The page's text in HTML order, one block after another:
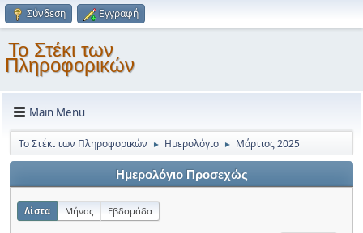
Σύνδεση Εγγραφή
Το Στέκι των
Πληροφορικών
Main Menu
Το Στέκι των Πληροφορικών ► Ημερολόγιο ► Μάρτιος 2025
Ημερολόγιο Προσεχώς
Λίστα Μήνας Εβδομάδα